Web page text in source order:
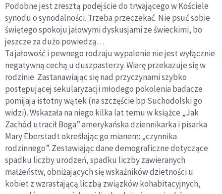
Podobne jest zresztą podejście do trwającego w Kościele
synodu o synodalności. Trzeba przeczekać. Nie psuć sobie
świętego spokoju jałowymi dyskusjami ze świeckimi, bo
jeszcze za dużo powiedzą…
Ta jałowość i pewnego rodzaju wypalenie nie jest wyłącznie
negatywną cechą u duszpasterzy. Wiarę przekazuje się w
rodzinie. Zastanawiając się nad przyczynami szybko
postępującej sekularyzacji młodego pokolenia badacze
pomijają istotny wątek (na szczęście bp Suchodolski go
widzi). Wskazała na niego kilka lat temu w książce „Jak
Zachód utracił Boga” amerykańska dziennikarka i pisarka
Mary Eberstadt określając go mianem: „czynnika
rodzinnego”. Zestawiając dane demograficzne dotyczące
spadku liczby urodzeń, spadku liczby zawieranych
małżeństw, obniżających się wskaźników dzietności u
kobiet z wzrastającą liczbą związków kohabitacyjnych,